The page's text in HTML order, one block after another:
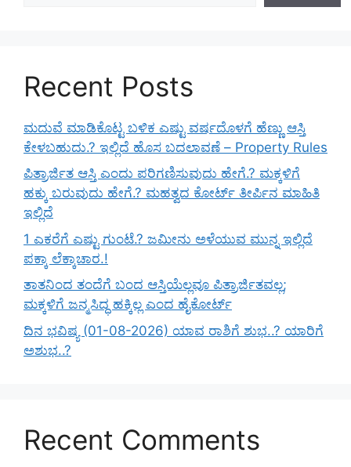
Recent Posts
ಮದುವೆ ಮಾಡಿಕೊಟ್ಟ ಬಳಿಕ ಎಷ್ಟು ವರ್ಷದೊಳಗೆ ಹೆಣ್ಣು ಆಸ್ತಿ
ಕೇಳಬಹುದು.? ಇಲ್ಲಿದೆ ಹೊಸ ಬದಲಾವಣೆ – Property Rules
ಪಿತ್ರಾರ್ಜಿತ ಆಸ್ತಿ ಎಂದು ಪರಿಗಣಿಸುವುದು ಹೇಗೆ.? ಮಕ್ಕಳಿಗೆ
ಹಕ್ಕು ಬರುವುದು ಹೇಗೆ.? ಮಹತ್ವದ ಕೋರ್ಟ್ ತೀರ್ಪಿನ ಮಾಹಿತಿ
ಇಲ್ಲಿದೆ
1 ಎಕರೆಗೆ ಎಷ್ಟು ಗುಂಟೆ.? ಜಮೀನು ಅಳೆಯುವ ಮುನ್ನ ಇಲ್ಲಿದೆ
ಪಕ್ಕಾ ಲೆಕ್ಕಾಚಾರ.!
ತಾತನಿಂದ ತಂದೆಗೆ ಬಂದ ಆಸ್ತಿಯೆಲ್ಲವೂ ಪಿತ್ರಾರ್ಜಿತವಲ್ಲ;
ಮಕ್ಕಳಿಗೆ ಜನ್ಮಸಿದ್ಧ ಹಕ್ಕಿಲ್ಲ ಎಂದ ಹೈಕೋರ್ಟ್
ದಿನ ಭವಿಷ್ಯ (01-08-2026) ಯಾವ ರಾಶಿಗೆ ಶುಭ..? ಯಾರಿಗೆ
ಅಶುಭ..?
Recent Comments